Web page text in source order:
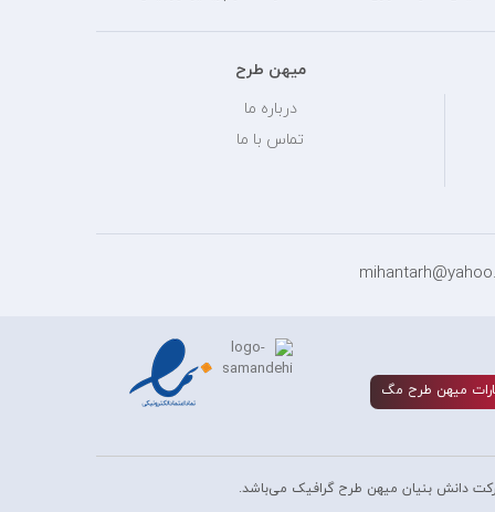
میهن طرح
درباره ما
تماس با ما
ميهن طرح مگ
دانش بنیان میهن طرح گرافیک می‌باشد.